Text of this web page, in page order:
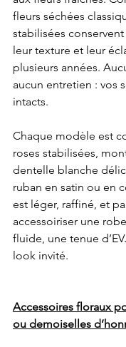
fleurs séchées
stabilisées
leur texture et leur
plusieurs années.
aucun entretien : vos
intacts.
Chaque modèle est
roses stabilisées,
dentelle blanche
ruban en satin ou en
est léger, raffiné, et
accessoiriser une
fluide, une tenue
look invité.
Accessoires floraux
ou demoiselles